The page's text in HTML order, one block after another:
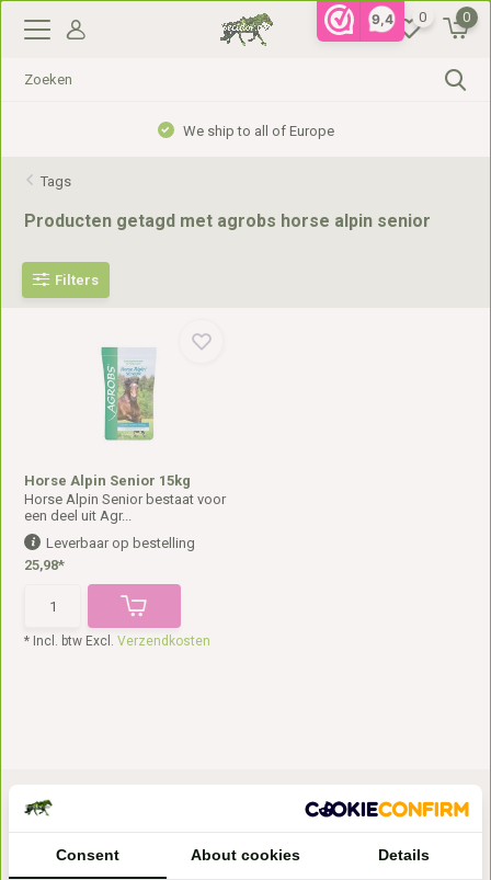
9,4 0 0
We ship to all of Europe
Tags
Producten getagd met agrobs horse alpin senior
Filters
Horse Alpin Senior 15kg
Horse Alpin Senior bestaat voor
een deel uit Agr...
Leverbaar op bestelling
25,98*
* Incl. btw Excl.Verzendkosten
Consent About cookies Details